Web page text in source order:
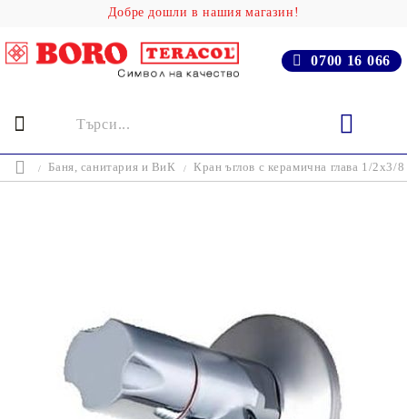
Добре дошли в нашия магазин!
0700 16 066
Баня, cанитария и ВиК Кран ъглов с керамична глава 1/2х3/